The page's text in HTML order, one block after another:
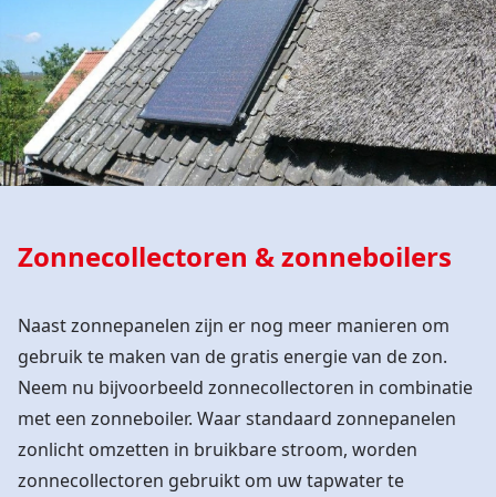
Zonnecollectoren & zonneboilers
Naast zonnepanelen zijn er nog meer manieren om
gebruik te maken van de gratis energie van de zon.
Neem nu bijvoorbeeld zonnecollectoren in combinatie
met een zonneboiler. Waar standaard zonnepanelen
zonlicht omzetten in bruikbare stroom, worden
zonnecollectoren gebruikt om uw tapwater te